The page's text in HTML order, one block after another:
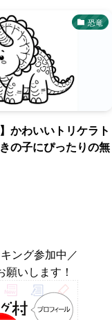
恐竜
かわいいトリケラト
の子にぴったりの無
ング参加中／
願いします！